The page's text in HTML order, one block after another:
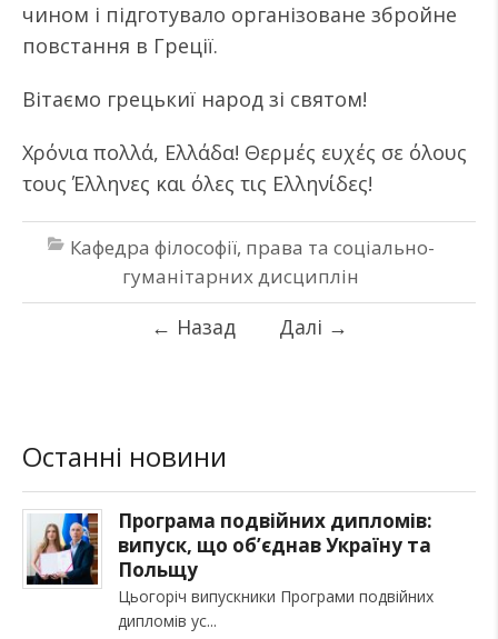
чином і підготувало організоване збройне
повстання в Греції.
Вітаємо грецькиї народ зі святом!
Χρόνια πολλά, Ελλάδα! Θερμές ευχές σε όλους
τους Έλληνες και όλες τις Ελληνίδες!
Кафедра філософії, права та соціально-
гуманітарних дисциплін
← Назад Далі →
Останні новини
Програма подвійних дипломів:
випуск, що об’єднав Україну та
Польщу
Цьогоріч випускники Програми подвійних
дипломів ус